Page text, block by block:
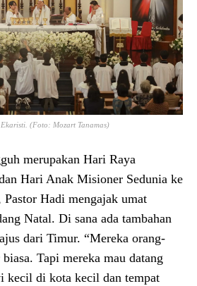
(Foto: Mozart Tanamas)
merupakan Hari Raya
Hari Anak Misioner Sedunia ke
Hadi mengajak umat
Natal. Di sana ada tambahan
dari Timur. “Mereka orang-
Tapi mereka mau datang
kecil di kota kecil dan tempat